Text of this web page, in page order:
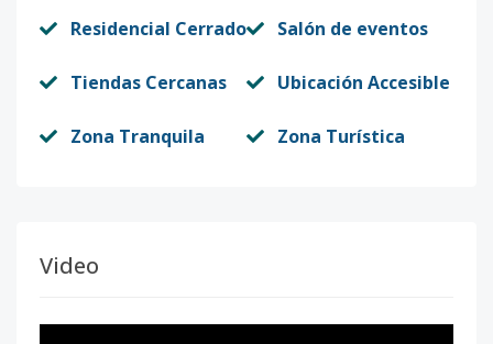
Residencial Cerrado Salón de eventos
Tiendas Cercanas Ubicación Accesible
Zona Tranquila Zona Turística
Video